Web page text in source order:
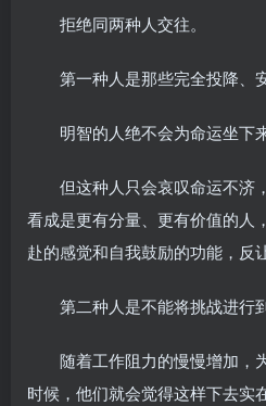
拒绝同两种人交往。
第一种人是那些完全投降、
明智的人绝不会为命运坐下
但这种人只会哀叹命运不济
看成是更有分量、更有价值的人
赴的感觉和自我鼓励的功能，反
第二种人是不能将挑战进行
随着工作阻力的慢慢增加，
时候，他们就会觉得这样下去实